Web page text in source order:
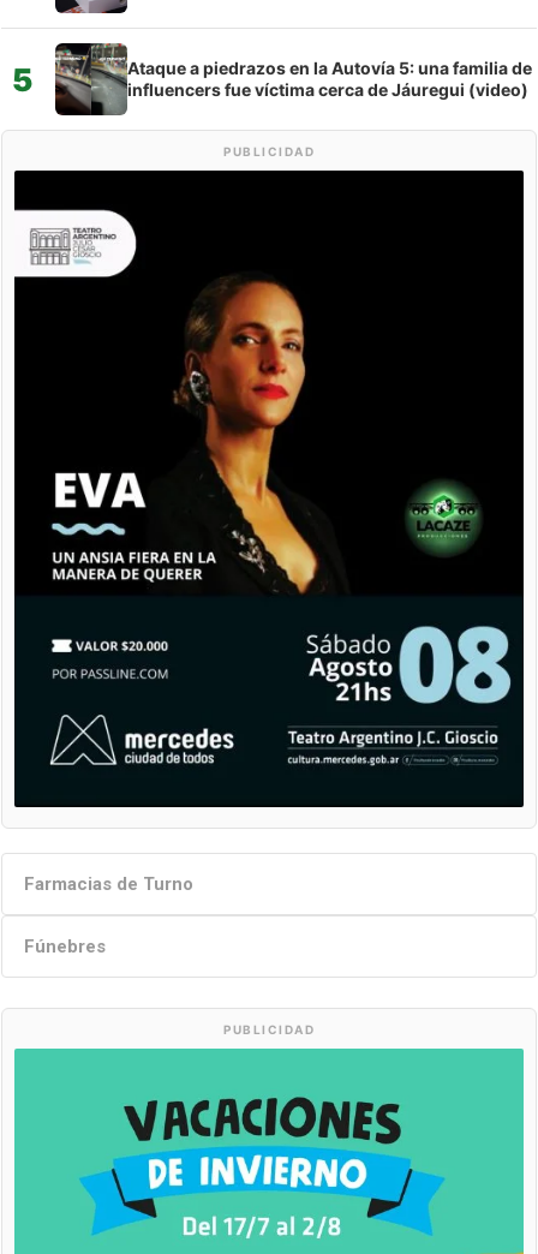
5
Ataque a piedrazos en la Autovía 5: una familia de
influencers fue víctima cerca de Jáuregui (video)
PUBLICIDAD
Farmacias de Turno
Fúnebres
PUBLICIDAD